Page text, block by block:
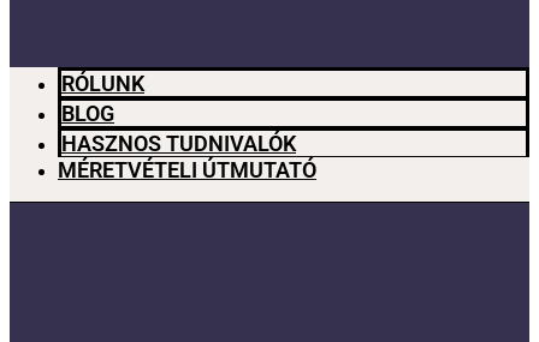
RÓLUNK
BLOG
HASZNOS TUDNIVALÓK
MÉRETVÉTELI ÚTMUTATÓ